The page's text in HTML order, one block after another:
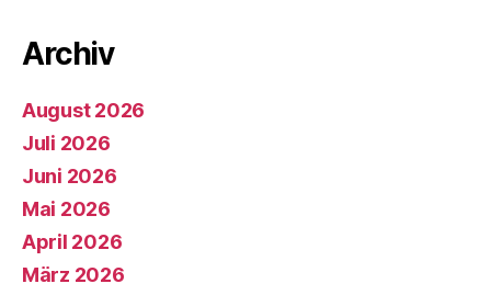
Archiv
August 2026
Juli 2026
Juni 2026
Mai 2026
April 2026
März 2026